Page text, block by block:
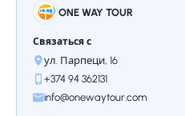
ONE WAY TOUR
Связаться с
ул. Парпеци, 16
+374 94 362131
info@onewaytour.com